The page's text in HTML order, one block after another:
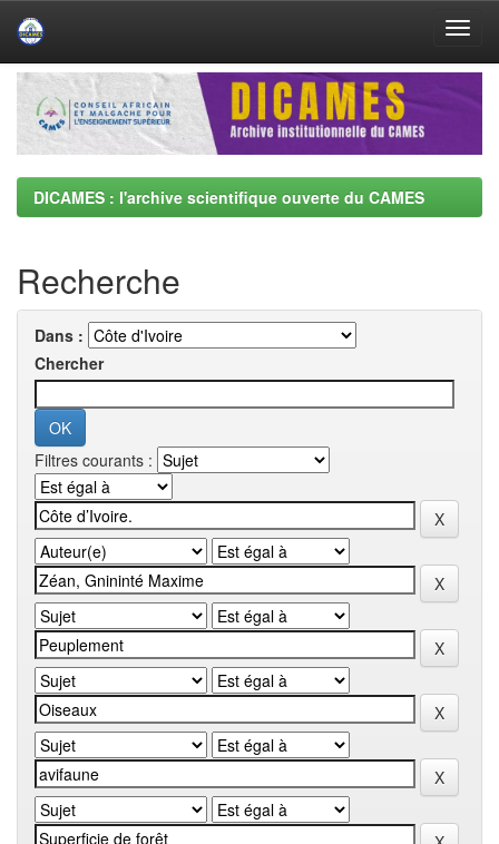
Skip
navigation
DICAMES : l'archive scientifique ouverte du CAMES
Recherche
Dans :
Chercher
Filtres courants :